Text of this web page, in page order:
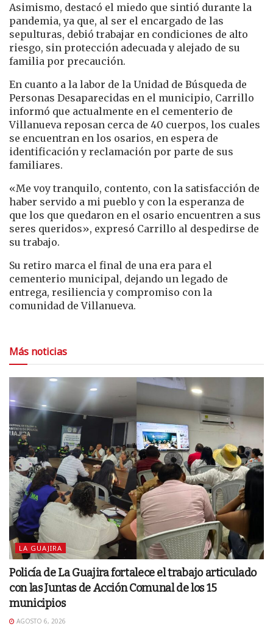
Asimismo, destacó el miedo que sintió durante la
pandemia, ya que, al ser el encargado de las
sepulturas, debió trabajar en condiciones de alto
riesgo, sin protección adecuada y alejado de su
familia por precaución.
En cuanto a la labor de la Unidad de Búsqueda de
Personas Desaparecidas en el municipio, Carrillo
informó que actualmente en el cementerio de
Villanueva reposan cerca de 40 cuerpos, los cuales
se encuentran en los osarios, en espera de
identificación y reclamación por parte de sus
familiares.
«Me voy tranquilo, contento, con la satisfacción de
haber servido a mi pueblo y con la esperanza de
que los que quedaron en el osario encuentren a sus
seres queridos», expresó Carrillo al despedirse de
su trabajo.
Su retiro marca el final de una era para el
cementerio municipal, dejando un legado de
entrega, resiliencia y compromiso con la
comunidad de Villanueva.
Más noticias
LA GUAJIRA
Policía de La Guajira fortalece el trabajo articulado
con las Juntas de Acción Comunal de los 15
municipios
AGOSTO 6, 2026